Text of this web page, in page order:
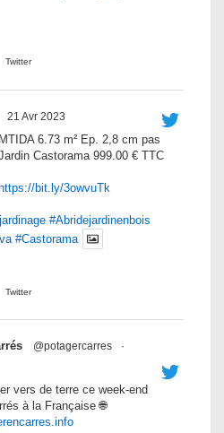
Twitter
21 Avr 2023
6.73 m² Ep. 2,8 cm pas
Castorama 999.00 € TTC
https://bit.ly/3owvuTk
#Abridejardinenbois
#Castorama
Twitter
@potagercarres
·
vers de terre ce week-end
à la Française 🌐